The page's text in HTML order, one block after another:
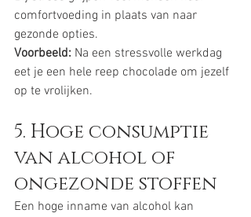
comfortvoeding in plaats van naar
gezonde opties.
Voorbeeld: Na een stressvolle werkdag
eet je een hele reep chocolade om jezelf
op te vrolijken.
5. Hoge consumptie
van alcohol of
ongezonde stoffen
Een hoge inname van alcohol kan